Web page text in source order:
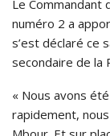
Le Commandant
numéro 2 a
s’est déclaré ce
secondaire de la
« Nous avons
rapidement,